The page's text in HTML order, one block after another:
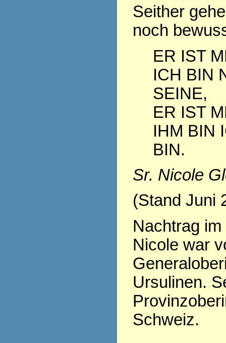
Seither
noch
ER IST
ICH BIN
SEINE,
ER IST
IHM BIN
BIN.
Sr. Nicole
(Stand Juni
Nachtrag
Nicole war
Ursulinen.
Schweiz.